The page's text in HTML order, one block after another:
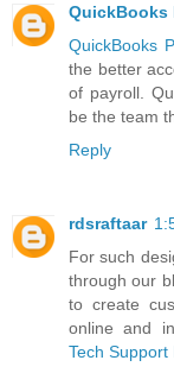
QuickBooks
QuickBooks
the better
of payroll.
be the team
Reply
rdsraftaar
For such
through our
to create
online and
Tech Support